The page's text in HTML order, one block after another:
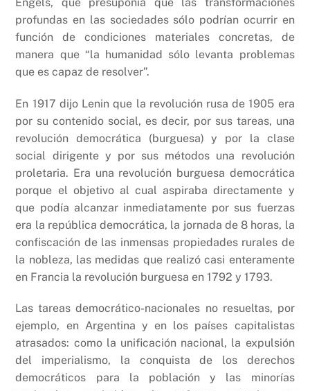
profundas en las sociedades sólo podrían ocurrir en
función de condiciones materiales concretas, de
manera que “la humanidad sólo levanta problemas
que es capaz de resolver”.
En 1917 dijo Lenin que la revolución rusa de 1905 era
por su contenido social, es decir, por sus tareas, una
revolución democrática (burguesa) y por la clase
social dirigente y por sus métodos una revolución
proletaria. Era una revolución burguesa democrática
porque el objetivo al cual aspiraba directamente y
que podía alcanzar inmediatamente por sus fuerzas
era la república democrática, la jornada de 8 horas, la
confiscación de las inmensas propiedades rurales de
la nobleza, las medidas que realizó casi enteramente
en Francia la revolución burguesa en 1792 y 1793.
Las tareas democrático-nacionales no resueltas, por
ejemplo, en Argentina y en los países capitalistas
atrasados: como la unificación nacional, la expulsión
del imperialismo, la conquista de los derechos
democráticos para la población y las minorías